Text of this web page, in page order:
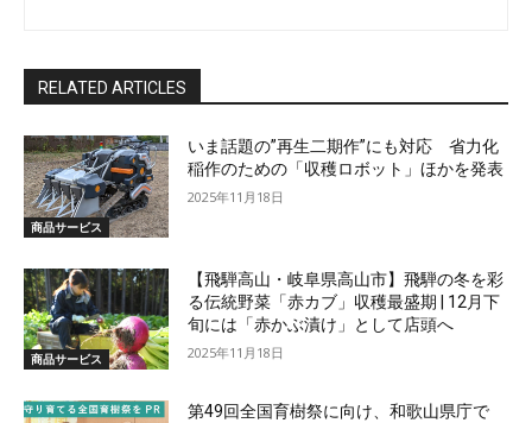
RELATED ARTICLES
商品サービス
いま話題の”再生二期作”にも対応 省力化
稲作のための「収穫ロボット」ほかを発表
2025年11月18日
商品サービス
【飛騨高山・岐阜県高山市】飛騨の冬を彩
る伝統野菜「赤カブ」収穫最盛期 | 12月下
旬には「赤かぶ漬け」として店頭へ
2025年11月18日
第49回全国育樹祭に向け、和歌山県庁で